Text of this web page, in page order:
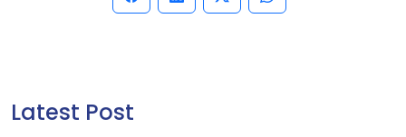
Latest Post